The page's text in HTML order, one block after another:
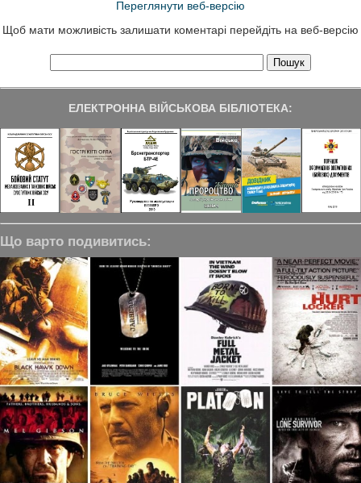
Переглянути веб-версію
Щоб мати можливість залишати коментарі перейдіть на веб-версію
ЕЛЕКТРОННА ВІЙСЬКОВА БІБЛІОТЕКА:
Що варто подивитись: